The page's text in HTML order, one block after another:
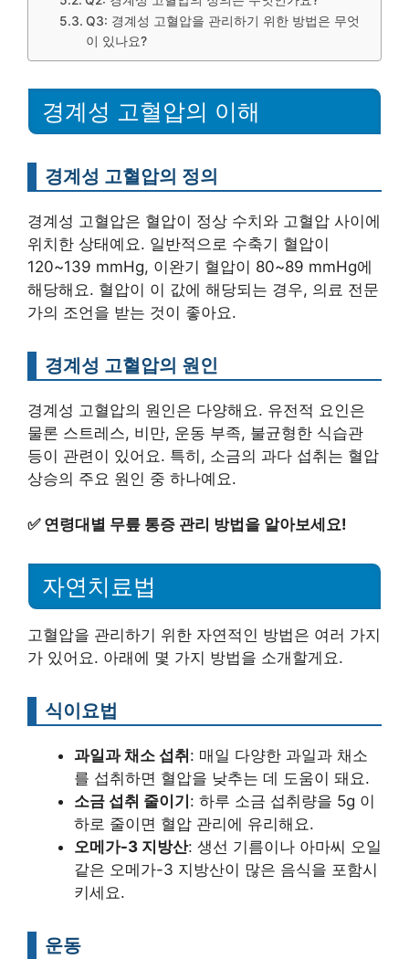
Q3: 경계성 고혈압을 관리하기 위한 방법은 무엇
이 있나요?
경계성 고혈압의 이해
경계성 고혈압의 정의
경계성 고혈압은 혈압이 정상 수치와 고혈압 사이에
위치한 상태예요. 일반적으로 수축기 혈압이
120~139 mmHg, 이완기 혈압이 80~89 mmHg에
해당해요. 혈압이 이 값에 해당되는 경우, 의료 전문
가의 조언을 받는 것이 좋아요.
경계성 고혈압의 원인
경계성 고혈압의 원인은 다양해요. 유전적 요인은
물론 스트레스, 비만, 운동 부족, 불균형한 식습관
등이 관련이 있어요. 특히, 소금의 과다 섭취는 혈압
상승의 주요 원인 중 하나예요.
✅ 연령대별 무릎 통증 관리 방법을 알아보세요!
자연치료법
고혈압을 관리하기 위한 자연적인 방법은 여러 가지
가 있어요. 아래에 몇 가지 방법을 소개할게요.
식이요법
과일과 채소 섭취 : 매일 다양한 과일과 채소
를 섭취하면 혈압을 낮추는 데 도움이 돼요.
소금 섭취 줄이기 : 하루 소금 섭취량을 5g 이
하로 줄이면 혈압 관리에 유리해요.
오메가-3 지방산: 생선 기름이나 아마씨 오일
같은 오메가-3 지방산이 많은 음식을 포함시
키세요.
운동